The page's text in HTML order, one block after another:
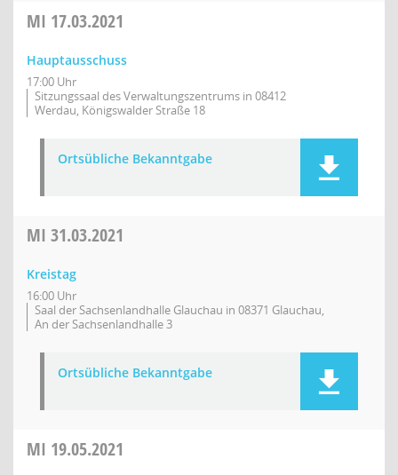
MI 17.03.2021
Hauptausschuss
17:00 Uhr
Sitzungssaal des Verwaltungszentrums in 08412
Werdau, Königswalder Straße 18
Ortsübliche Bekanntgabe
MI 31.03.2021
Kreistag
16:00 Uhr
Saal der Sachsenlandhalle Glauchau in 08371 Glauchau,
An der Sachsenlandhalle 3
Ortsübliche Bekanntgabe
MI 19.05.2021